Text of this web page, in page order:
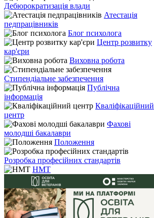
Дебюрократизація влади
Атестація
педпрацівників
Блог психолога
Центр розвитку
кар'єри
Виховна робота
Стипендіальне забезпечення
Публічна
інформація
Кваліфікаційний
центр
Фахові
молодші бакалаври
Положення
Розробка професійних стандартів
НМТ